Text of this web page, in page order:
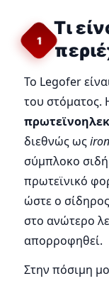
1
Τι
Το Legofer
του στόματος.
διεθνώς ως
σύμπλοκο
πρωτεϊνικό
ώστε ο
στο ανώτερο
απορροφηθεί.
Στην πόσιμη